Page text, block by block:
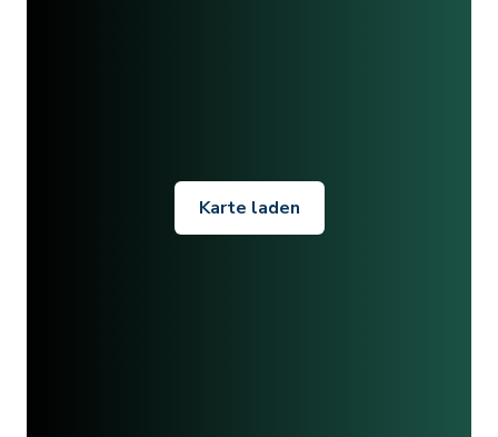
Karte laden